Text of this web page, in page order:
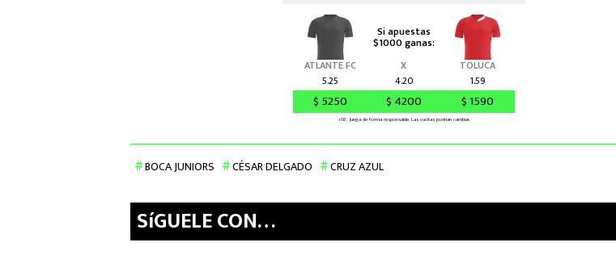
BOCA JUNIORS CÉSAR DELGADO CRUZ AZUL
SíGUELE CON…